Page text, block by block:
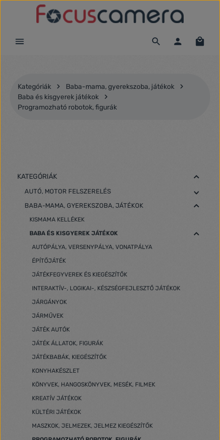
Ugrás a fő tartalomra
Kategóriák
Baba-mama, gyerekszoba, játékok
Baba és kisgyerek játékok
Programozható robotok, figurák
KATEGÓRIÁK
AUTÓ, MOTOR FELSZERELÉS
BABA-MAMA, GYEREKSZOBA, JÁTÉKOK
KISMAMA KELLÉKEK
BABA ÉS KISGYEREK JÁTÉKOK
AUTÓPÁLYA, VERSENYPÁLYA, VONATPÁLYA
ÉPÍTŐJÁTÉK
JÁTÉKFEGYVEREK ÉS KIEGÉSZÍTŐK
INTERAKTÍV-, LOGIKAI-, KÉSZSÉGFEJLESZTŐ JÁTÉKOK
JÁRGÁNYOK
JÁRMŰVEK
JÁTÉK AUTÓK
JÁTÉK ÁLLATOK, FIGURÁK
JÁTÉKBABÁK, KIEGÉSZÍTŐK
KONYHAKÉSZLET
KÖNYVEK, HANGOSKÖNYVEK, MESÉK, FILMEK
KREATÍV JÁTÉKOK
KÜLTÉRI JÁTÉKOK
MASZKOK, JELMEZEK, JELMEZ KIEGÉSZÍTŐK